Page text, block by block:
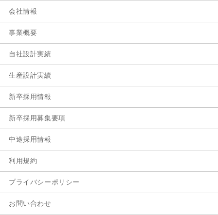
会社情報
事業概要
自社設計実績
生産設計実績
新卒採用情報
新卒採用募集要項
中途採用情報
利用規約
プライバシーポリシー
お問い合わせ